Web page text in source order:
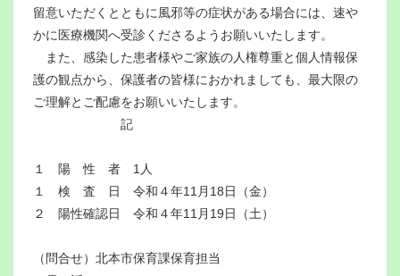
留意いただくとともに風邪等の症状がある場合には、速や
かに医療機関へ受診くださるようお願いいたします。
また、感染した患者様やご家族の人権尊重と個人情報保
護の観点から、保護者の皆様におかれましても、最大限の
ご理解とご配慮をお願いいたします。
記
１ 陽 性 者 1人
１ 検 査 日 令和４年11月18日（金）
２ 陽性確認日 令和４年11月19日（土）
（問合せ）北本市保育課保育担当